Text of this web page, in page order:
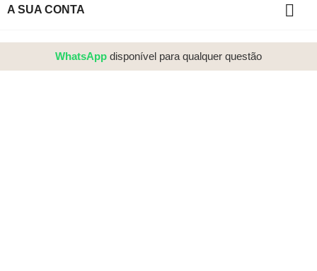
A SUA CONTA 
WhatsApp disponível para qualquer questão